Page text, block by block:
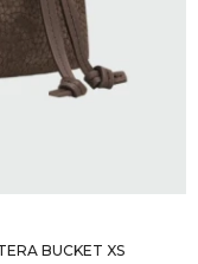
BUCKET XS